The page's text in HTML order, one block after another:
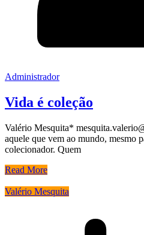
Administrador
Vida é coleção
Valério Mesquita*
aquele que vem ao mundo, mesmo
colecionador. Quem
Read More
Valério Mesquita